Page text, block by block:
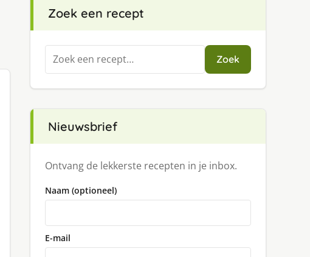
Zoek een recept
Zoeken
naar:
Zoek
Nieuwsbrief
Ontvang de lekkerste recepten in je inbox.
Naam (optioneel)
E-mail